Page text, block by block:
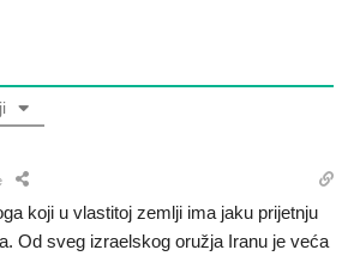
koji u vlastitoj zemlji ima jaku prijetnju
Od sveg izraelskog oružja Iranu je veća